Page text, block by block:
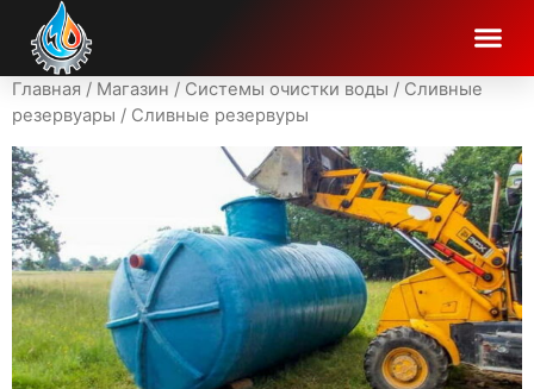
Главная / Магазин / Системы очистки воды / Сливные
резервуары / Сливные резервуры